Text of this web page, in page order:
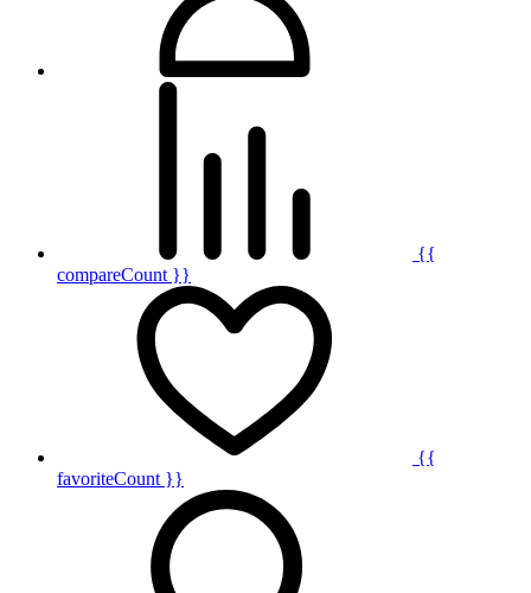
{{
compareCount }}
{{
favoriteCount }}